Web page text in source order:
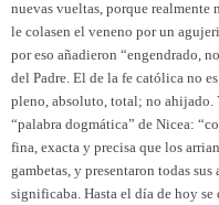
nuevas vueltas, porque realmente
le colasen el veneno por un
por eso añadieron “engendrado,
del Padre. El de la fe católica no
pleno, absoluto, total; no
“palabra dogmática” de Nicea:
fina, exacta y precisa que los
gambetas, y presentaron todas
significaba. Hasta el día de hoy